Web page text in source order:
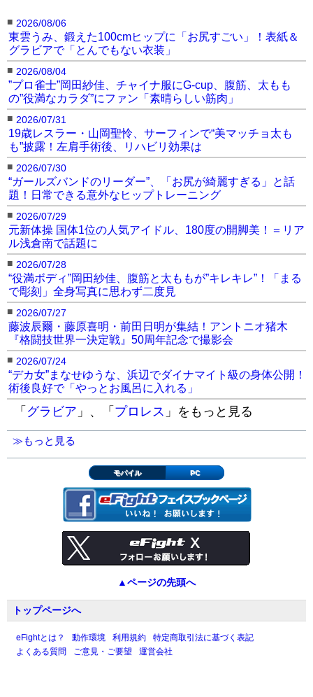
■ 2026/08/06
東雲うみ、鍛えた100cmヒップに「お尻すごい」！表紙＆
グラビアで「とんでもない衣装」
■ 2026/08/04
”プロ雀士”岡田紗佳、チャイナ服にG-cup、腹筋、太もも
の”役満なカラダ”にファン「素晴らしい筋肉」
■ 2026/07/31
19歳レスラー・山岡聖怜、サーフィンで“美マッチョ太も
も”披露！左肩手術後、リハビリ効果は
■ 2026/07/30
“ガールズバンドのリーダー”、「お尻が綺麗すぎる」と話
題！日常できる意外なヒップトレーニング
■ 2026/07/29
元新体操 国体1位の人気アイドル、180度の開脚美！＝リア
ル浅倉南で話題に
■ 2026/07/28
“役満ボディ”岡田紗佳、腹筋と太ももが”キレキレ”！「まる
で彫刻」全身写真に思わず二度見
■ 2026/07/27
藤波辰爾・藤原喜明・前田日明が集結！アントニオ猪木
『格闘技世界一決定戦』50周年記念で撮影会
■ 2026/07/24
“デカ女”まなせゆうな、浜辺でダイナマイト級の身体公開！
術後良好で「やっとお風呂に入れる」
「 グラビア 」、「 プロレス 」をもっと見る
≫もっと見る
モバイル PC
▲ページの先頭へ
トップページへ
eFightとは？ 動作環境 利用規約
特定商取引法に基づく表記
よくある質問
ご意見・ご要望 運営会社